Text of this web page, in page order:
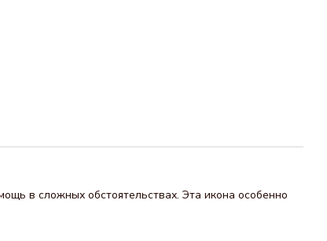
в сложных обстоятельствах. Эта икона особенно